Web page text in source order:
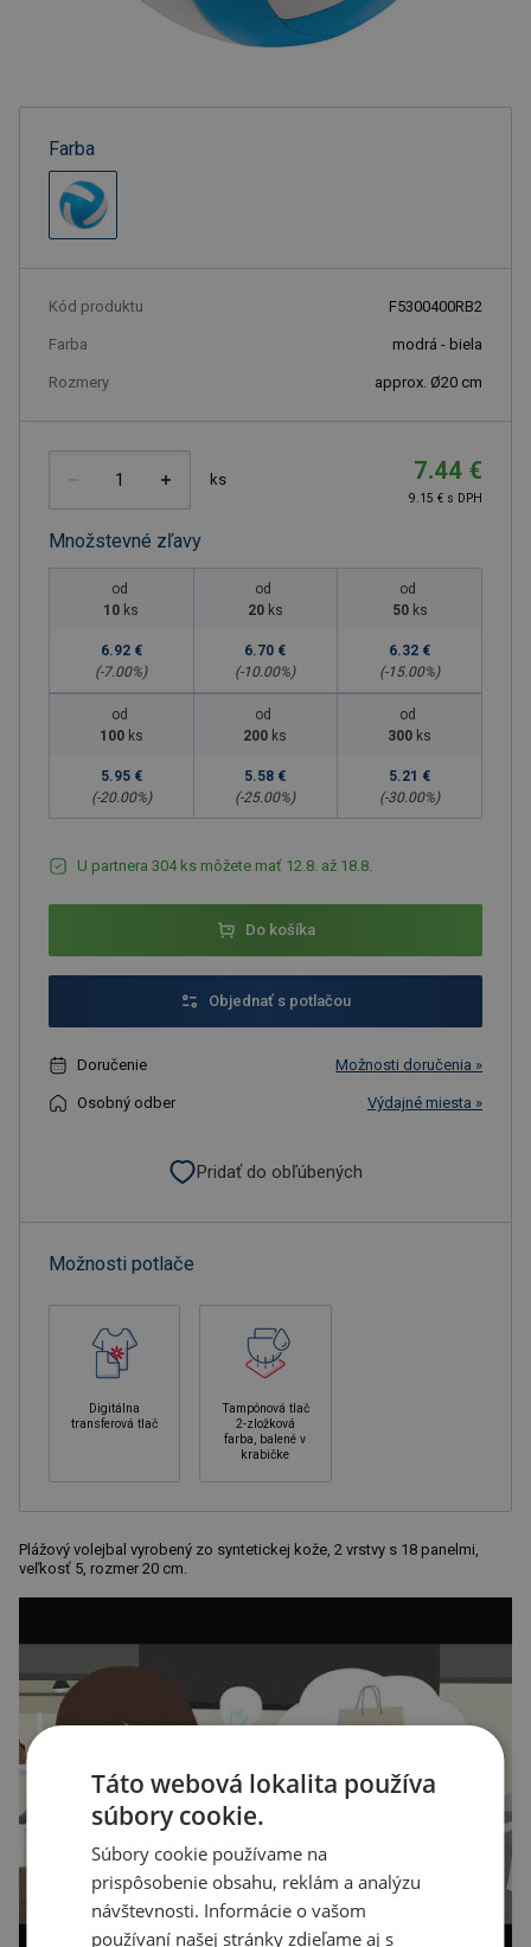
Farba
Kód produktu F5300400RB2
Farba modrá - biela
Rozmery approx. Ø20 cm
ks 7.44 €
9.15 € s DPH
Množstevné zľavy
od
10 ks
6.92 €
(-7.00%)
od
20 ks
6.70 €
(-10.00%)
od
50 ks
6.32 €
(-15.00%)
od
100 ks
5.95 €
(-20.00%)
od
200 ks
5.58 €
(-25.00%)
od
300 ks
5.21 €
(-30.00%)
U partnera 304 ks môžete mať 12.8. až 18.8.
Do košíka
Objednať s potlačou
Doručenie Možnosti doručenia »
Osobný odber Výdajné miesta »
Pridať do obľúbených
Možnosti potlače
Digitálna
transferová tlač
Tampónová tlač
2-zložková
farba, balené v
krabičke
Plážový volejbal vyrobený zo syntetickej kože, 2 vrstvy s 18 panelmi,
veľkosť 5, rozmer 20 cm.
Táto webová lokalita používa
súbory cookie.
Súbory cookie používame na
prispôsobenie obsahu, reklám a analýzu
návštevnosti. Informácie o vašom
používaní našej stránky zdieľame aj s